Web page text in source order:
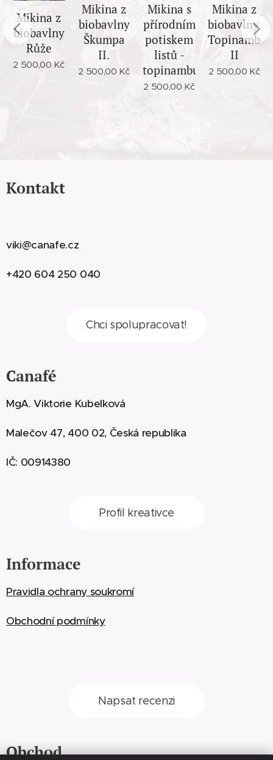
Mikina z
biobavlny
Růže
2 500,00 Kč
Mikina z
biobavlny
Škumpa
II.
2 500,00 Kč
Mikina s
přírodním
potiskem
listů -
topinambur
2 500,00 Kč
Mikina z
biobavlny:
Topinambur
II
2 500,00 Kč
Kontakt
viki@canafe.cz
+420 604 250 040
Chci spolupracovat!
Canafé
MgA. Viktorie Kubelková
Malečov 47, 400 02, Česká republika
IČ: 00914380
Profil kreativce
Informace
Pravidla ochrany soukromí
Obchodní podmínky
Napsat recenzi
Obchod